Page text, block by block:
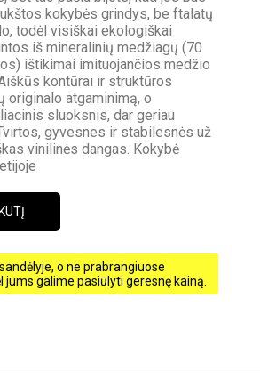
kokybės grindys, be ftalatų
todėl visiškai ekologiškai
iš mineralinių medžiagų (70
ištikimai imituojančios medžio
kontūrai ir struktūros
originalo atgaminimą, o
sluoksnis, dar geriau
gyvesnes ir stabilesnės už
vinilinės dangas. Kokybė
o ne prabrangiuose
jums galime pasiūlyti geresnę kainą.